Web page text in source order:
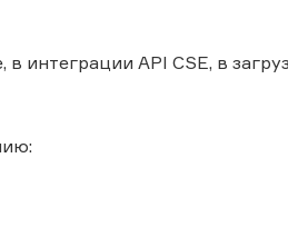
интеграции API CSE, в